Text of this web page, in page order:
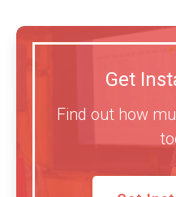
Get
Find out how